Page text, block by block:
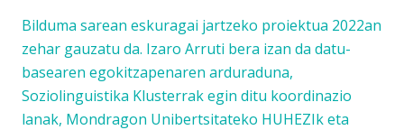
Bilduma sarean eskuragai jartzeko proiektua 2022an
zehar gauzatu da. Izaro Arruti bera izan da datu-
basearen egokitzapenaren arduraduna,
Soziolinguistika Klusterrak egin ditu koordinazio
lanak, Mondragon Unibertsitateko HUHEZIk eta